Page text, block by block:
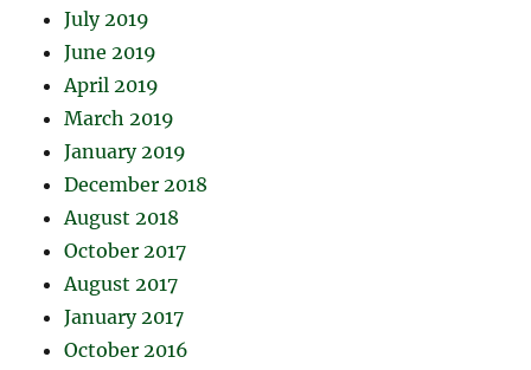
July 2019
June 2019
April 2019
March 2019
January 2019
December 2018
August 2018
October 2017
August 2017
January 2017
October 2016